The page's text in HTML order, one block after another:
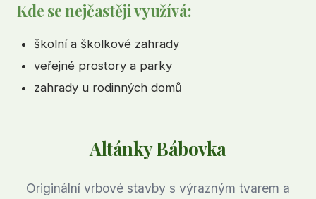
Kde se nejčastěji využívá:
školní a školkové zahrady
veřejné prostory a parky
zahrady u rodinných domů
Altánky Bábovka
Originální vrbové stavby s výrazným tvarem a